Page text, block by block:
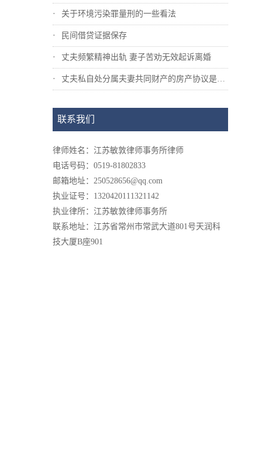
关于环境污染罪量刑的一些看法
民间借贷证据保存
丈夫频繁精神出轨 妻子苦劝无效起诉离婚
丈夫私自处分属夫妻共同财产的房产协议是否...
联系我们
律师姓名：江苏敏敦律师事务所律师
电话号码：0519-81802833
邮箱地址：250528656@qq.com
执业证号：1320420111321142
执业律所：江苏敏敦律师事务所
联系地址：江苏省常州市常武大道801号天润科
技大厦B座901